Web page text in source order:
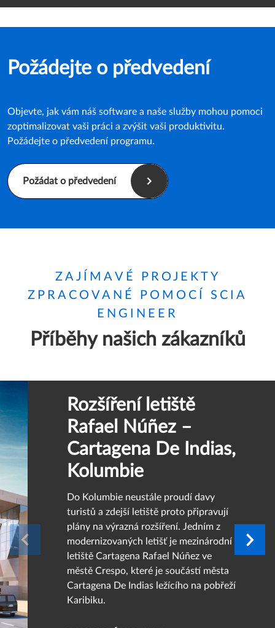
Požádejte o předvedení
Objevte, jak vám náš software a naše služby mohou pomoci
zoptimalizovat vaši práci a zvýšit vaši produktivitu.
Požádejte o předvedení programu.
Požádat o předvedení
ZAJÍMAVÉ PROJEKTY
ZPRACOVANÉ POMOCÍ SCIA
ENGINEER
Příběhy našich zákazníků
Rozšíření letiště
Rafael Núñez –
Cartagena De Indias,
Kolumbie
Do Kolumbie neustále proudí davy
turistů a zdejší letiště proto připravují
plány na výrazná rozšíření. Jedním z
modernizovaných letišť je mezinárodní
letiště Cartagena Rafael Núñez ve
městě Crespo, které je součástí města
Cartagena De Indias ležícího na pobřeží
Karibiku.